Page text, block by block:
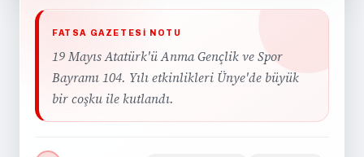
FATSA GAZETESI NOTU
19 Mayıs Atatürk'ü Anma Gençlik ve Spor
Bayramı 104. Yılı etkinlikleri Ünye'de büyük
bir coşku ile kutlandı.